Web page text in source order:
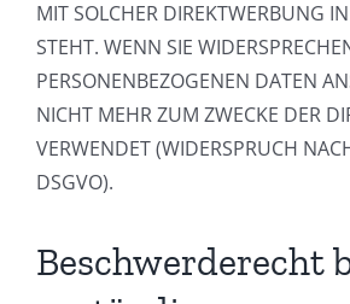
MIT SOLCHER DIREKTWERBUNG
STEHT. WENN SIE
PERSONENBEZOGENEN DATEN
NICHT MEHR ZUM ZWECKE DER
VERWENDET (WIDERSPRUCH
DSGVO).
Beschwerderecht